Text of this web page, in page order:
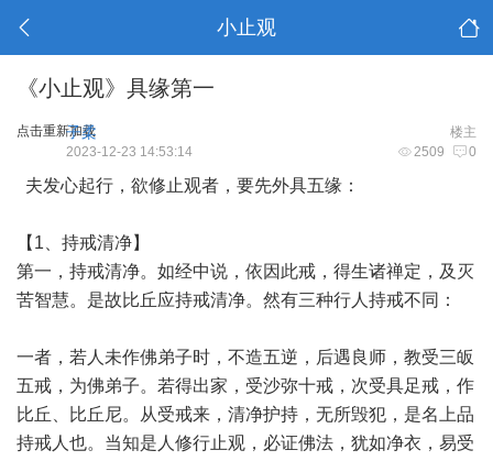
小止观
《小止观》具缘第一
点击重新加载 楼主
子柔
2509 0
2023-12-23 14:53:14
夫发心起行，欲修止观者，要先外具五缘：
【1、持戒清净】
第一，持戒清净。如经中说，依因此戒，得生诸禅定，及灭
苦智慧。是故比丘应持戒清净。然有三种行人持戒不同：
一者，若人未作佛弟子时，不造五逆，后遇良师，教受三皈
五戒，为佛弟子。若得出家，受沙弥十戒，次受具足戒，作
比丘、比丘尼。从受戒来，清净护持，无所毁犯，是名上品
持戒人也。当知是人修行止观，必证佛法，犹如净衣，易受